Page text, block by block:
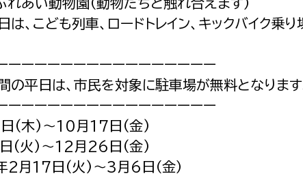
れあい動物園（動物たちと触れ合えます）
、こども列車、ロードトレイン、キックバイク乗
ーーーーーーーーーーーーーーーー
の平日は、市民を対象に駐車場が無料となります
ーーーーーーーーーーーーーーーー
(木)～10月17日(金)
(火)～12月26日(金)
2月17日(火)～3月6日（金）